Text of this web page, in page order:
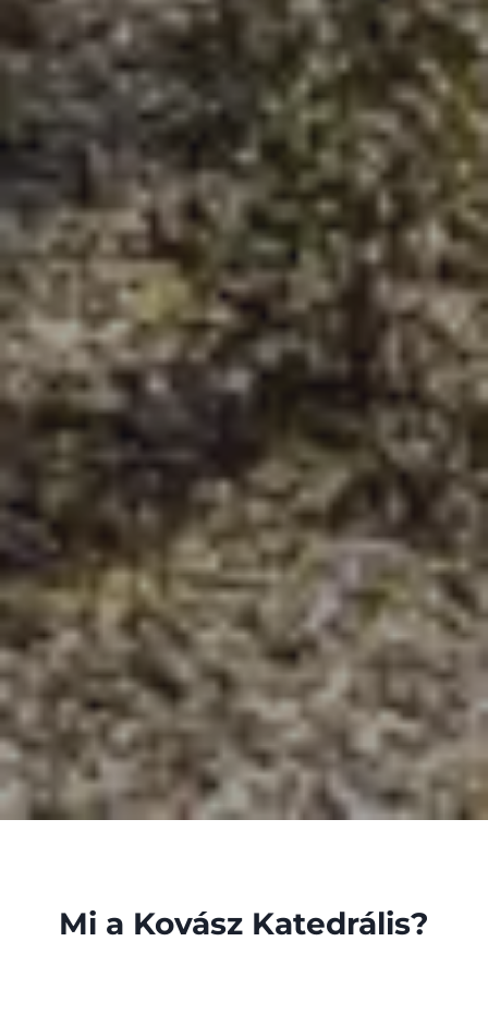
Mi a Kovász Katedrális?